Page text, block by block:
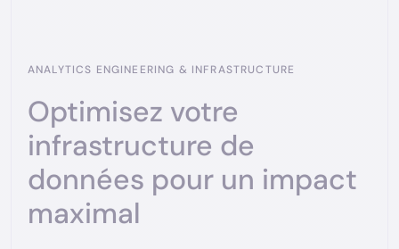
ANALYTICS ENGINEERING & INFRASTRUCTURE
Optimisez votre
infrastructure de
données pour un impact
maximal